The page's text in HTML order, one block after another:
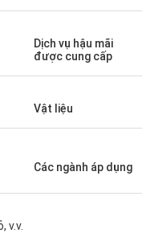
Dịch vụ hậu mãi
được cung cấp
Vật liệu
Các ngành áp dụng
v.v.